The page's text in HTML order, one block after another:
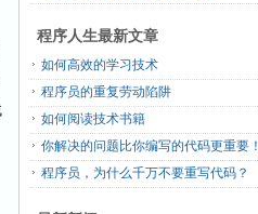
程序人生最新文章
如何高效的学习技术
程序员的重复劳动陷阱
如何阅读技术书籍
你解决的问题比你编写的代码更重要！
程序员，为什么千万不要重写代码？